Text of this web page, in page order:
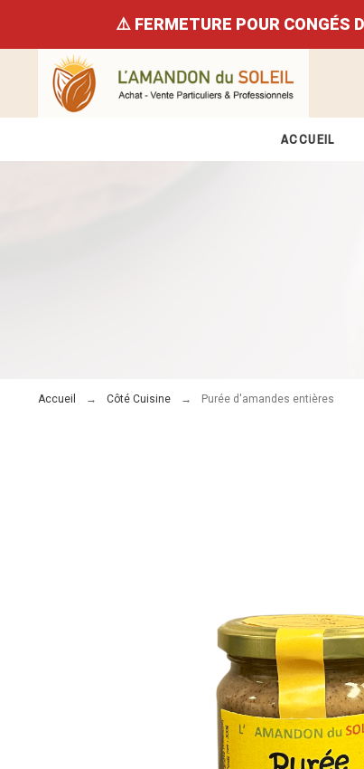
⚠️ FERMETURE POUR
ACCUEIL
Accueil Côté Cuisine Purée d'amandes entières